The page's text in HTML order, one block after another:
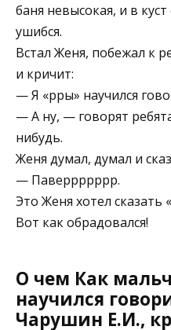
баня невысокая, и в
ушибся.
Встал Женя, побежал к
и кричит:
— Я «рры» научился
— А ну, — говорят
нибудь.
Женя думал, думал и
— Паверрррррр.
Это Женя хотел сказать
Вот как обрадовался!
О чем Как
научился
Чарушин Е.И.,